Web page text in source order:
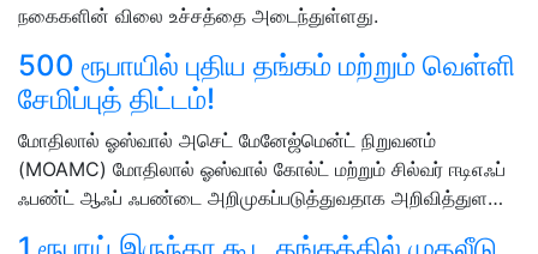
நகைகளின் விலை உச்சத்தை அடைந்துள்ளது.
500 ரூபாயில் புதிய தங்கம் மற்றும் வெள்ளி
சேமிப்புத் திட்டம்!
மோதிலால் ஓஸ்வால் அசெட் மேனேஜ்மென்ட் நிறுவனம்
(MOAMC) மோதிலால் ஓஸ்வால் கோல்ட் மற்றும் சில்வர் ஈடிஎஃப்
ஃபண்ட் ஆஃப் ஃபண்டை அறிமுகப்படுத்துவதாக அறிவித்துள…